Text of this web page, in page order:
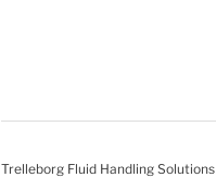
Trelleborg Fluid Handling Solutions